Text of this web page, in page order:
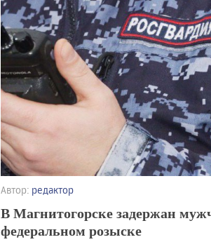
Автор: редактор
В Магнитогорске задержан
федеральном розыске